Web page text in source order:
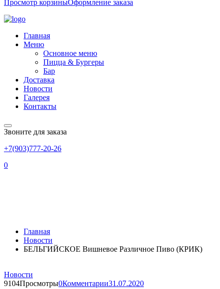
Просмотр корзиныОформление заказа
Главная
Меню
Основное меню
Пицца & Бургеры
Бар
Доставка
Новости
Галерея
Контакты
Звоните для заказа
+7(903)777-20-26
0
Главная
Новости
БЕЛЬГИЙСКОЕ Вишневое Различное Пиво (КРИК)
Новости
9104Просмотры0Комментарии31.07.2020